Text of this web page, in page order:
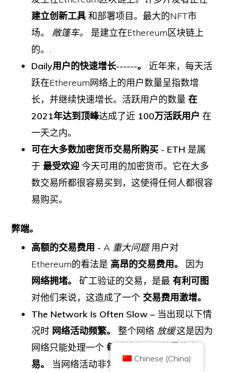
建立创新工具 和部署项目。最大的NFT市
场。 敞篷车。 是建立在Ethereum区块链上
的。 .
Daily用户的快速增长------。 近年来，每天活
跃在Ethereum网络上的用户数量呈指数增
长，并继续快速增长。活跃用户的数量在
2021年达到顶峰达成了近 100万活跃用户 在
一天之内。
可在大多数加密货币交易所购买 - ETH 是属
于 最受欢迎今天可用的加密货币。它在大多
数交易所都很容易买到，这使得任何人都很容
易购买。
弊端。
高额的交易费用 -A 重大问题用户对
Ethereum的看法是 高昂的交易费用。 因为
网络拥堵。矿工验证的交易，是最 有利可图
对他们来说，这造成了一个 交易费用激增。
The Network Is Often Slow – 当出现以下情
况时 网络活动频繁。 整个网络 放缓.这是因为
网络只能处理一个 每秒钟有一定数量的交
易。 当网络活动非常多时，网络会变得很
Copyright © 2026 Brilliant British Ltd trading as Coin Kickoff 版权所有
公司编号10490224
地址:3rd Floor Great Titchfield House, 14-18 Great Titchfield Street,
内容是为了提供信息，而不是投资建议。过去的业绩并不代表未来的结果。投
资加密货币是有风险的。
护，也不在英国金融申诉专员服务的管辖范围内。投资加密货币是有风险的，
加密货币可能会增值，或失去部分或全部价值。资本利得税可能适用于加密货
币销售的利润。
首页 关于 隐私政策 联系我们
Chinese (China)